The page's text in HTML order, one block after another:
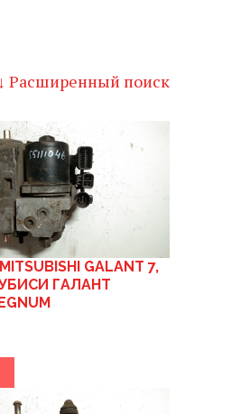
↓ Расширенный поиск
GALANT 7,
ГАЛАНТ